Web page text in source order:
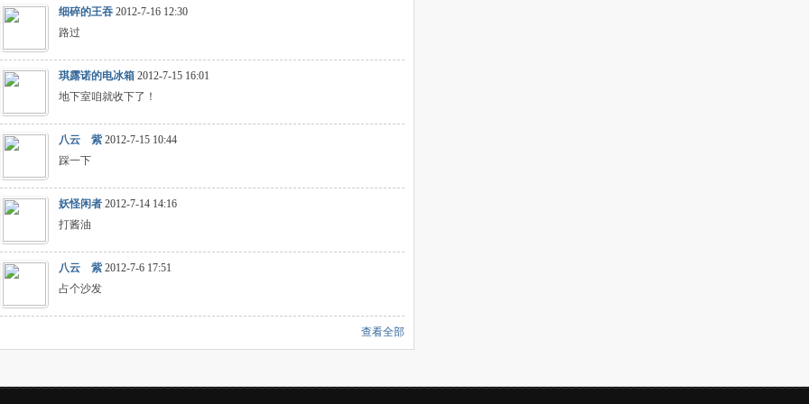
细碎的王吞 2012-7-16 12:30
路过
琪露诺的电冰箱 2012-7-15 16:01
地下室咱就收下了！
八云 紫 2012-7-15 10:44
踩一下
妖怪闲者 2012-7-14 14:16
打酱油
八云 紫 2012-7-6 17:51
占个沙发
查看全部